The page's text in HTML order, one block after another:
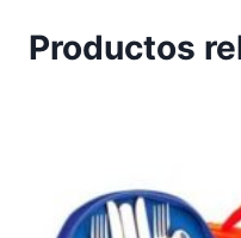
Productos